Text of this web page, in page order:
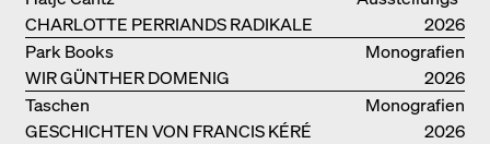
kataloge
CHARLOTTE PERRIANDS RADIKALE
IDEEN ZUM WOHNEN
2026
Monografien
WIR GÜNTHER DOMENIG
Park Books
2026
Monografien
GESCHICHTEN VON FRANCIS KÉRÉ
Taschen
2026